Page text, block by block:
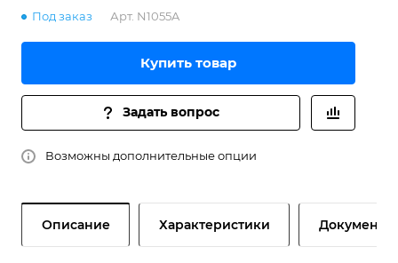
Под заказ Арт. N1055A
Купить товар
Задать вопрос
Возможны дополнительные опции
Описание Характеристики Документы